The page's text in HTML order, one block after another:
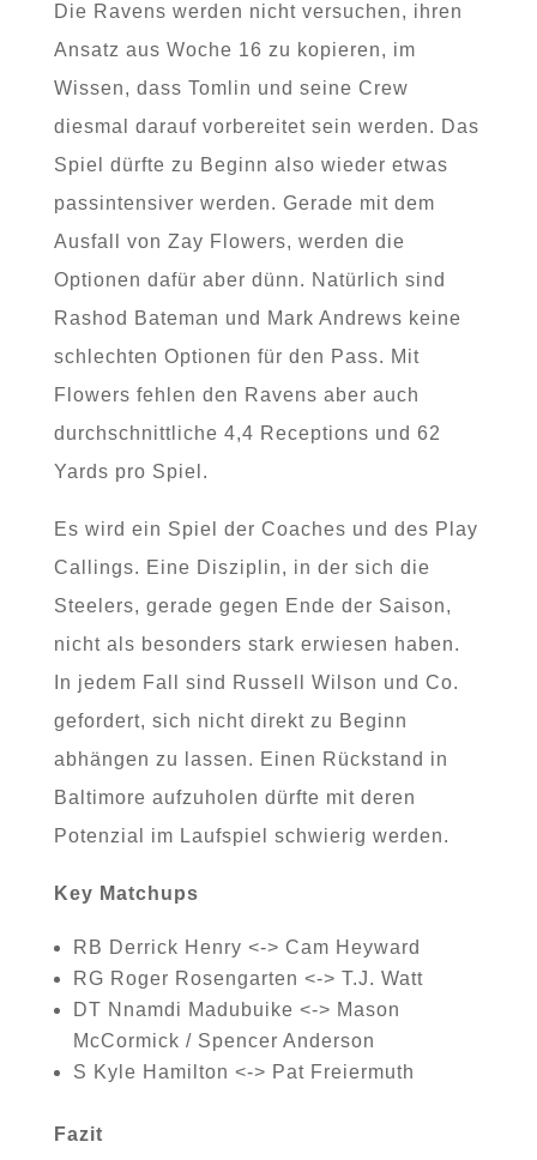
Die Ravens werden nicht versuchen, ihren
Ansatz aus Woche 16 zu kopieren, im
Wissen, dass Tomlin und seine Crew
diesmal darauf vorbereitet sein werden. Das
Spiel dürfte zu Beginn also wieder etwas
passintensiver werden. Gerade mit dem
Ausfall von Zay Flowers, werden die
Optionen dafür aber dünn. Natürlich sind
Rashod Bateman und Mark Andrews keine
schlechten Optionen für den Pass. Mit
Flowers fehlen den Ravens aber auch
durchschnittliche 4,4 Receptions und 62
Yards pro Spiel.
Es wird ein Spiel der Coaches und des Play
Callings. Eine Disziplin, in der sich die
Steelers, gerade gegen Ende der Saison,
nicht als besonders stark erwiesen haben.
In jedem Fall sind Russell Wilson und Co.
gefordert, sich nicht direkt zu Beginn
abhängen zu lassen. Einen Rückstand in
Baltimore aufzuholen dürfte mit deren
Potenzial im Laufspiel schwierig werden.
Key Matchups
RB Derrick Henry <-> Cam Heyward
RG Roger Rosengarten <-> T.J. Watt
DT Nnamdi Madubuike <-> Mason
McCormick / Spencer Anderson
S Kyle Hamilton <-> Pat Freiermuth
Fazit